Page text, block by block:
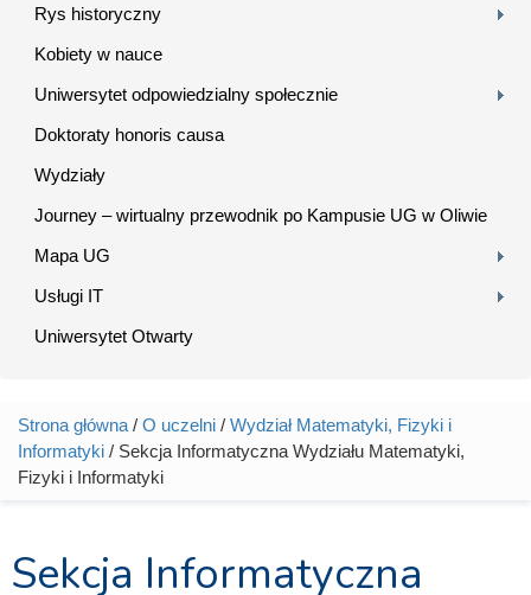
Rys historyczny
Kobiety w nauce
Uniwersytet odpowiedzialny społecznie
Doktoraty honoris causa
Wydziały
Journey – wirtualny przewodnik po Kampusie UG w Oliwie
Mapa UG
Usługi IT
Uniwersytet Otwarty
Jesteś tutaj
Strona główna / O uczelni / Wydział Matematyki, Fizyki i
Informatyki / Sekcja Informatyczna Wydziału Matematyki,
Fizyki i Informatyki
Sekcja Informatyczna